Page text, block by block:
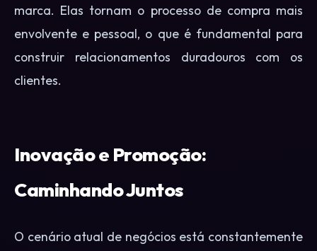
marca. Elas tornam o processo de compra mais
envolvente e pessoal, o que é fundamental para
construir relacionamentos duradouros com os
clientes.
Inovação e Promoção:
Caminhando Juntos
O cenário atual de negócios está constantemente